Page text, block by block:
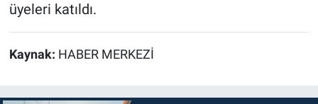
üyeleri katıldı.
Kaynak: HABER MERKEZİ